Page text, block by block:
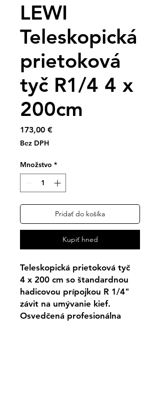
LEWI
Teleskopická
prietoková
tyč R1/4 4 x
200cm
173,00 €Price
Bez DPH
Množstvo *
Pridať do košíka
Kupiť hneď
Teleskopická prietoková tyč
4 x 200 cm so štandardnou
hadicovou prípojkou R 1/4"
závit na umývanie kief.
Osvedčená profesionálna